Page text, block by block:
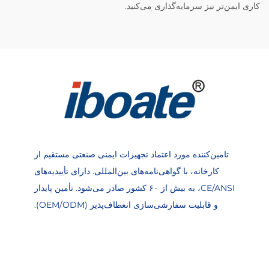
کاری ایمن‌تر نیز سرمایه‌گذاری می‌کنید.
تامین‌کننده مورد اعتماد تجهیزات ایمنی صنعتی مستقیم از
کارخانه، با گواهی‌نامه‌های بین‌المللی. دارای تأییدیه‌های
CE/ANSI، به بیش از ۶۰ کشور صادر می‌شود. تأمین پایدار
و قابلیت سفارشی‌سازی انعطاف‌پذیر (OEM/ODM).